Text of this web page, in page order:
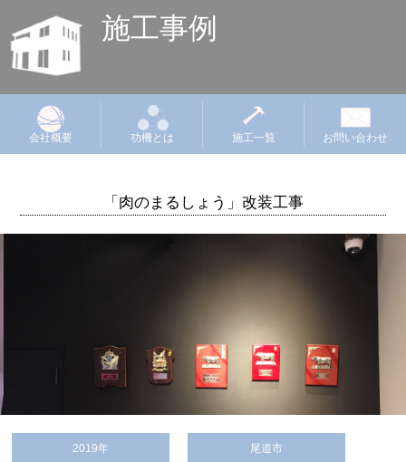
施工事例
会社概要 功機とは 施工一覧 お問い合わせ
「肉のまるしょう」改装工事
2019年 尾道市